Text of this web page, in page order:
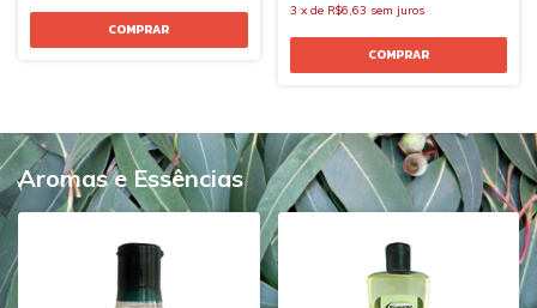
3 x de R$6,63 sem juros
Aromas e Essências